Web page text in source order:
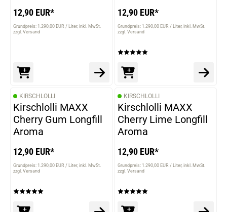
12,90 EUR*
Grundpreis: 1.290,00 EUR / Liter inkl. MwSt.
zzgl. Versand
12,90 EUR*
Grundpreis: 1.290,00 EUR / Liter inkl. MwSt.
zzgl. Versand
KIRSCHLOLLI
Kirschlolli MAXX
Cherry Gum Longfill
Aroma
12,90 EUR*
Grundpreis: 1.290,00 EUR / Liter inkl. MwSt.
zzgl. Versand
KIRSCHLOLLI
Kirschlolli MAXX
Cherry Lime Longfill
Aroma
12,90 EUR*
Grundpreis: 1.290,00 EUR / Liter inkl. MwSt.
zzgl. Versand